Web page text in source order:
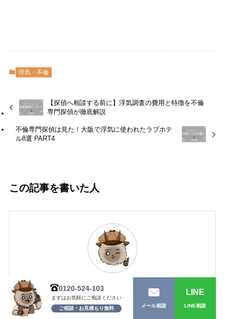
浮気・不倫
【探偵へ相談する前に】浮気調査の費用と特徴を不倫
専門探偵が徹底解説
不倫専門探偵は見た！大阪で浮気に使われたラブホテ
ル8選 PART4
この記事を書いた人
カモシカ探偵社
代表
カモシカ探偵社の代表で、現役の探偵。神戸出
0120-524-103
まずはお気軽にご相談ください
ご相談・お見積もり無料
メール相談
LINE
LINE相談